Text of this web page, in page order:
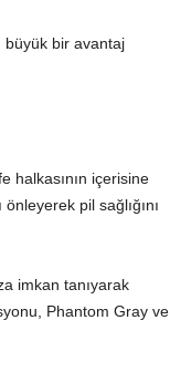
büyük bir avantaj
halkasının içerisine
pil sağlığını
imkan tanıyarak
Phantom Gray ve